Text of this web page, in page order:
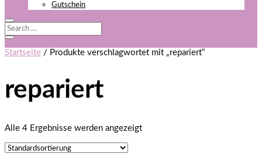
Gutschein
Startseite / Produkte verschlagwortet mit „repariert“
repariert
Alle 4 Ergebnisse werden angezeigt